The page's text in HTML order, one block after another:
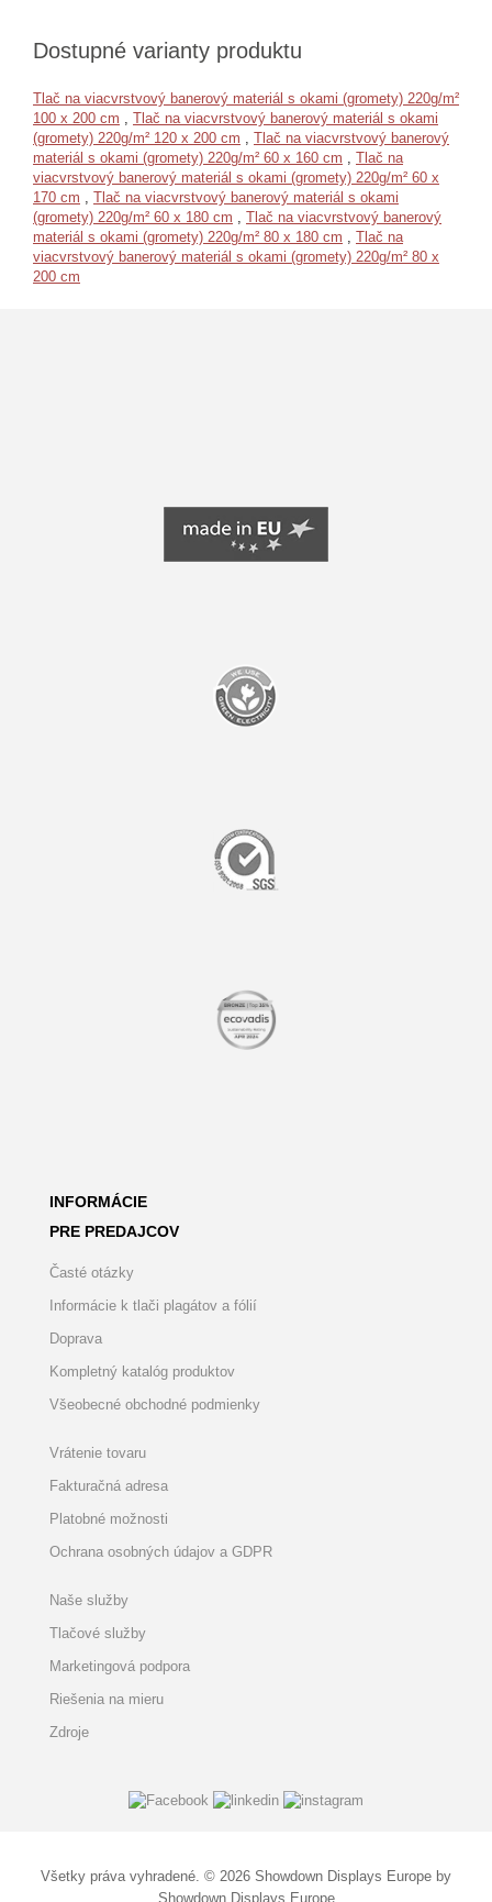
Dostupné varianty produktu
Tlač na viacvrstvový banerový materiál s okami (gromety) 220g/m²
100 x 200 cm
Tlač na viacvrstvový banerový materiál s okami
(gromety) 220g/m² 120 x 200 cm
Tlač na viacvrstvový banerový
materiál s okami (gromety) 220g/m² 60 x 160 cm
Tlač na
viacvrstvový banerový materiál s okami (gromety) 220g/m² 60 x
170 cm
Tlač na viacvrstvový banerový materiál s okami
(gromety) 220g/m² 60 x 180 cm
Tlač na viacvrstvový banerový
materiál s okami (gromety) 220g/m² 80 x 180 cm
Tlač na
viacvrstvový banerový materiál s okami (gromety) 220g/m² 80 x
200 cm
INFORMÁCIE
PRE PREDAJCOV
Časté otázky
Informácie k tlači plagátov a fólií
Doprava
Kompletný katalóg produktov
Všeobecné obchodné podmienky
Vrátenie tovaru
Fakturačná adresa
Platobné možnosti
Ochrana osobných údajov a GDPR
Naše služby
Tlačové služby
Marketingová podpora
Riešenia na mieru
Zdroje
Všetky práva vyhradené. © 2026 Showdown Displays Europe by
Showdown Displays Europe